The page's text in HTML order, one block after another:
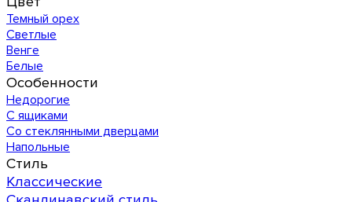
Темный орех
Светлые
Венге
Белые
Особенности
Недорогие
С ящиками
Со стеклянными дверцами
Напольные
Стиль
Классические